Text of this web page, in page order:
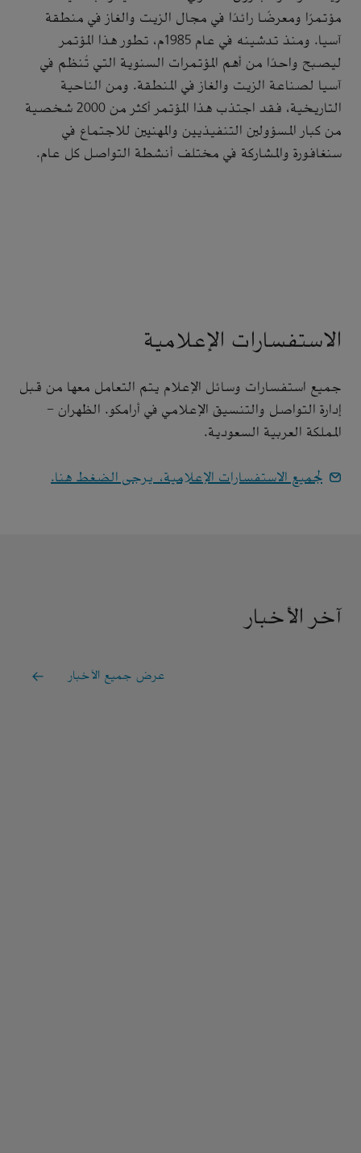
مؤتمرًا ومعرضًا رائدًا في مجال الزيت والغاز في منطقة
آسيا. ومنذ تدشينه في عام 1985م، تطور هذا المؤتمر
ليصبح واحدًا من أهم المؤتمرات السنوية التي تُنظم في
آسيا لصناعة الزيت والغاز في المنطقة. ومن الناحية
التاريخية، فقد اجتذب هذا المؤتمر أكثر من 2000 شخصية
من كبار المسؤولين التنفيذيين والمهنيين للاجتماع في
سنغافورة والمشاركة في مختلف أنشطة التواصل كل عام.
الاستفسارات الإعلامية
جميع استفسارات وسائل الإعلام يتم التعامل معها من قبل
إدارة التواصل والتنسيق الإعلامي في أرامكو. الظهران -
المملكة العربية السعودية.
لجميع الاستفسارات الإعلامية، يرجى الضغط هنا.
آخر الأخبار
عرض جميع الأخبار